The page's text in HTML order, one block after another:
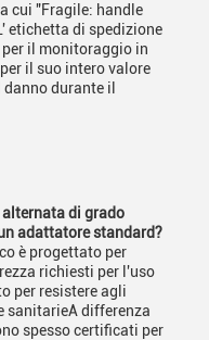
cui "Fragile: handle
etichetta di spedizione
il monitoraggio in
il suo intero valore
durante il
alternata di grado
adattatore standard?
è progettato per
richiesti per l'uso
per resistere agli
sanitarieA differenza
spesso certificati per